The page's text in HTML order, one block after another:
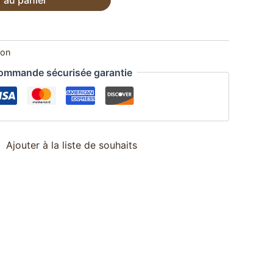
est :
35,00 €.
sécurisée garantie
Ajouter à la liste de souhaits